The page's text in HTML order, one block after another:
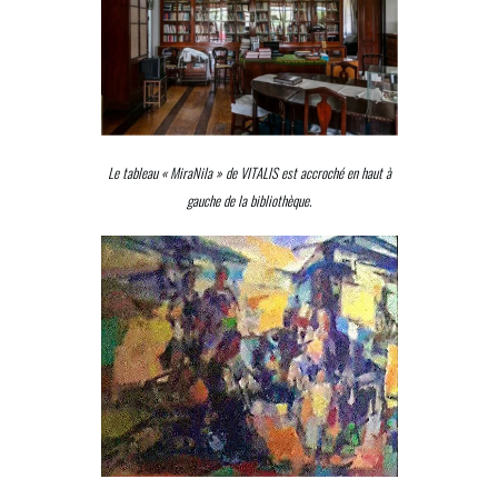
Le tableau « MiraNila » de VITALIS est accroché en haut à
gauche de la bibliothèque.